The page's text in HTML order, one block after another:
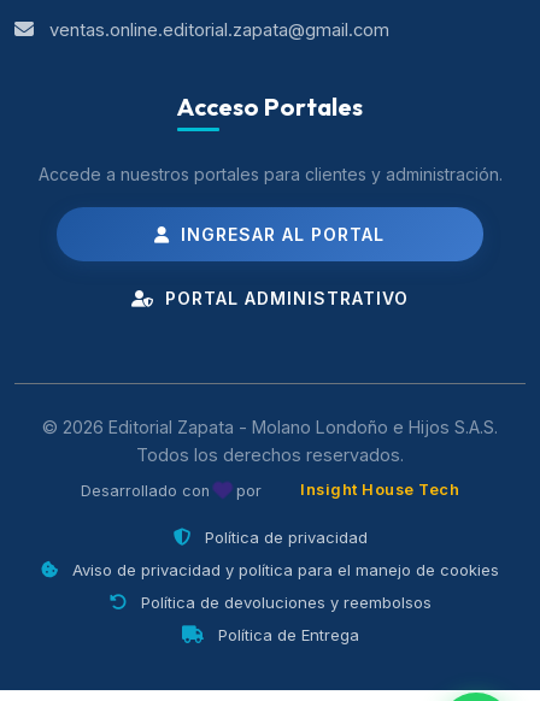
ventas.online.editorial.zapata@gmail.com
Acceso Portales
Accede a nuestros portales para clientes y administración.
INGRESAR AL PORTAL
PORTAL ADMINISTRATIVO
© 2026 Editorial Zapata - Molano Londoño e Hijos S.A.S.
Todos los derechos reservados.
Desarrollado con por Insight House Tech
Política de privacidad
Aviso de privacidad y política para el manejo de cookies
Política de devoluciones y reembolsos
Política de Entrega